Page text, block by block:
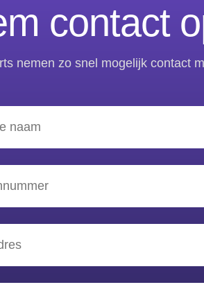
contact
nemen zo snel mogelijk contact